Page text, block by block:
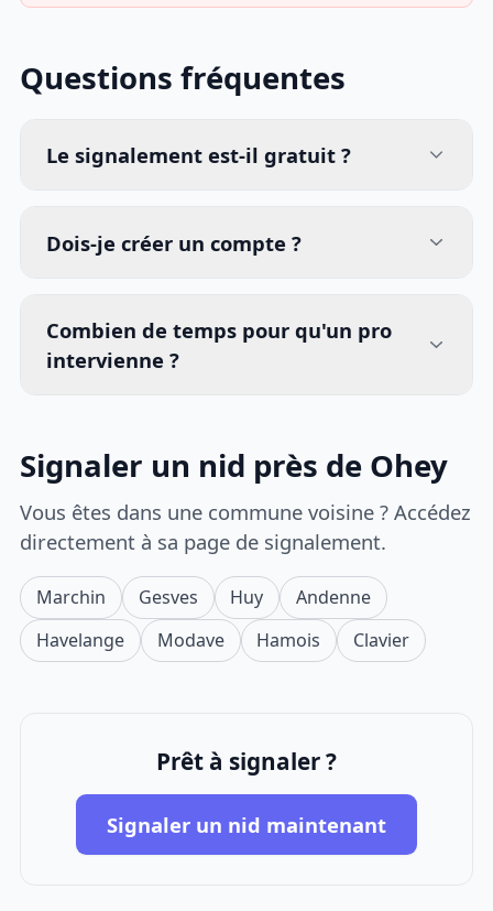
Questions fréquentes
Le signalement est-il gratuit ?
Dois-je créer un compte ?
Combien de temps pour qu'un pro
intervienne ?
Signaler un nid près de Ohey
Vous êtes dans une commune voisine ? Accédez
directement à sa page de signalement.
Marchin Gesves Huy
Andenne
Havelange
Modave Hamois Clavier
Prêt à signaler ?
Signaler un nid maintenant